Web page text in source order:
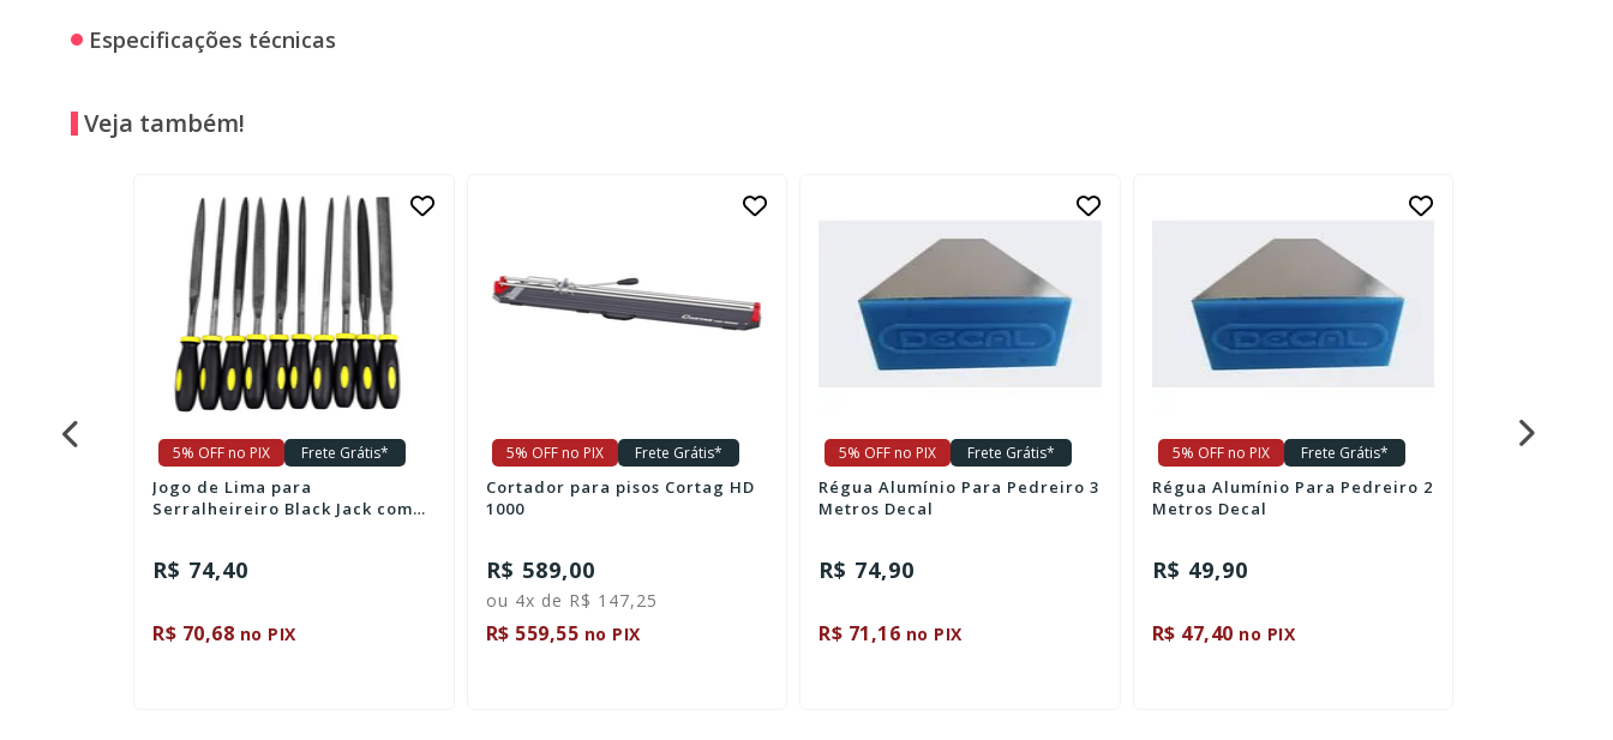
Especificações técnicas
Veja também!
5% OFF no PIX Frete Grátis*
Jogo de Lima para
Serralheireiro Black Jack com
R$ 74,40
R$ 70,68 no PIX
5% OFF no PIX Frete Grátis*
Cortador para pisos Cortag HD
1000
R$ 589,00
ou 4x de R$ 147,25
R$ 559,55 no PIX
5% OFF no PIX Frete Grátis*
Régua Alumínio Para Pedreiro 3
Metros Decal
R$ 74,90
R$ 71,16 no PIX
5% OFF no PIX Frete Grátis*
Régua Alumínio Para Pedreiro 2
Metros Decal
R$ 49,90
R$ 47,40 no PIX
5% OFF no PIX